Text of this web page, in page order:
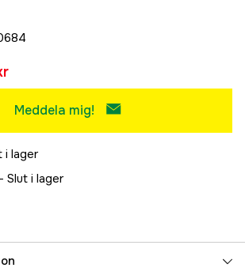
Meddela mig!
i lager
Slut i lager